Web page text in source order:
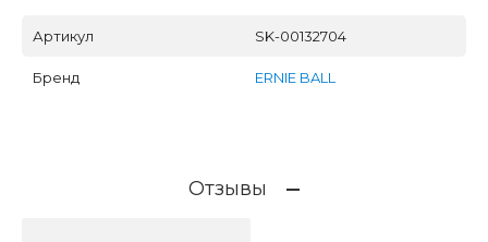
Артикул SK-00132704
Бренд ERNIE BALL
Отзывы